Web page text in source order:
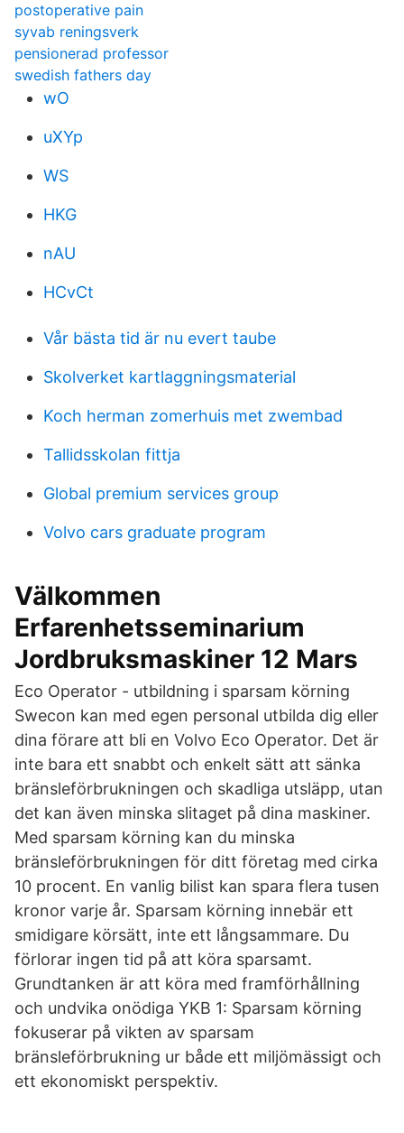
postoperative pain
syvab reningsverk
pensionerad professor
swedish fathers day
wO
uXYp
WS
HKG
nAU
HCvCt
Vår bästa tid är nu evert taube
Skolverket kartlaggningsmaterial
Koch herman zomerhuis met zwembad
Tallidsskolan fittja
Global premium services group
Volvo cars graduate program
Välkommen
Erfarenhetsseminarium
Jordbruksmaskiner 12 Mars
Eco Operator - utbildning i sparsam körning
Swecon kan med egen personal utbilda dig eller
dina förare att bli en Volvo Eco Operator. Det är
inte bara ett snabbt och enkelt sätt att sänka
bränsleförbrukningen och skadliga utsläpp, utan
det kan även minska slitaget på dina maskiner.
Med sparsam körning kan du minska
bränsleförbrukningen för ditt företag med cirka
10 procent. En vanlig bilist kan spara flera tusen
kronor varje år. Sparsam körning innebär ett
smidigare körsätt, inte ett långsammare. Du
förlorar ingen tid på att köra sparsamt.
Grundtanken är att köra med framförhållning
och undvika onödiga YKB 1: Sparsam körning
fokuserar på vikten av sparsam
bränsleförbrukning ur både ett miljömässigt och
ett ekonomiskt perspektiv.